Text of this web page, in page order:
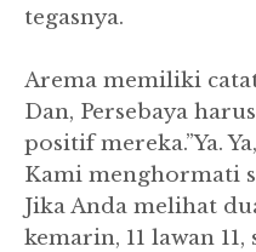
tegasnya.
Arema memiliki
Dan, Persebaya
positif mereka.”Ya.
Kami menghormati
Jika Anda melihat
kemarin, 11 lawan